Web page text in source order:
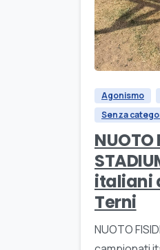
Agonismo
Senza
NUOTO
italiani
Terni
NUOTO